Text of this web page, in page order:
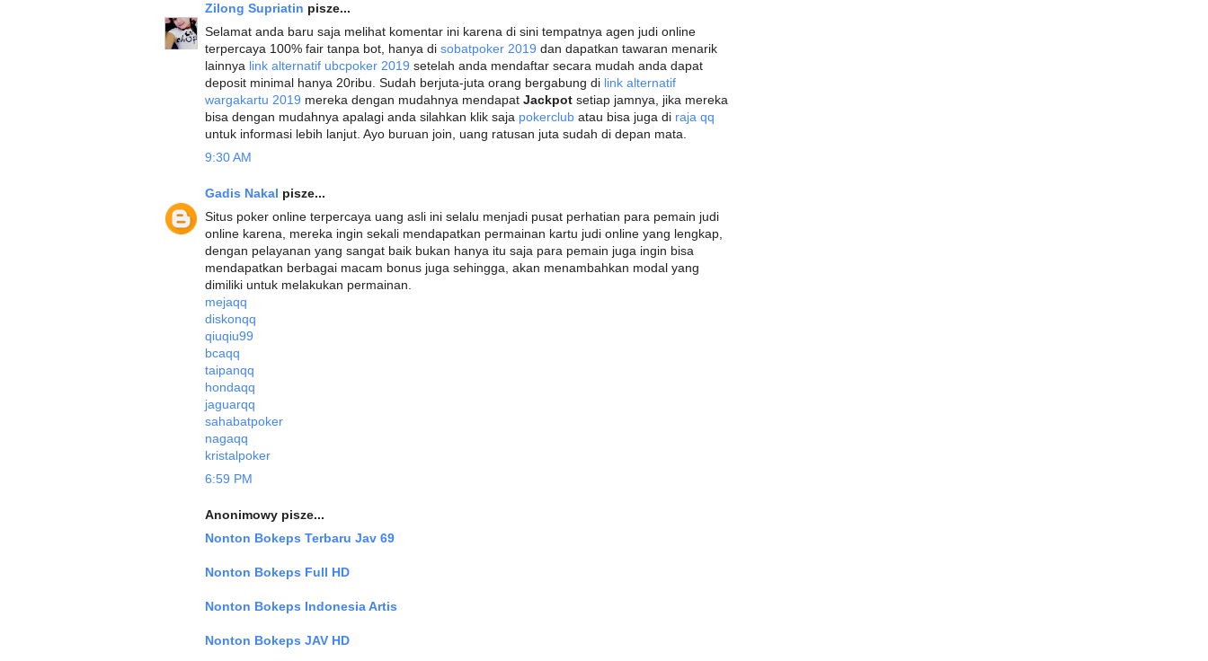
Zilong Supriatin pisze...
Selamat anda baru saja melihat komentar ini karena di sini tempatnya agen judi online
terpercaya 100% fair tanpa bot, hanya di sobatpoker 2019 dan dapatkan tawaran menarik
lainnya link alternatif ubcpoker 2019 setelah anda mendaftar secara mudah anda dapat
deposit minimal hanya 20ribu. Sudah berjuta-juta orang bergabung di link alternatif
wargakartu 2019 mereka dengan mudahnya mendapat Jackpot setiap jamnya, jika mereka
bisa dengan mudahnya apalagi anda silahkan klik saja pokerclub atau bisa juga di raja qq
untuk informasi lebih lanjut. Ayo buruan join, uang ratusan juta sudah di depan mata.
9:30 AM
Gadis Nakal pisze...
Situs poker online terpercaya uang asli ini selalu menjadi pusat perhatian para pemain judi
online karena, mereka ingin sekali mendapatkan permainan kartu judi online yang lengkap,
dengan pelayanan yang sangat baik bukan hanya itu saja para pemain juga ingin bisa
mendapatkan berbagai macam bonus juga sehingga, akan menambahkan modal yang
dimiliki untuk melakukan permainan.
mejaqq
diskonqq
qiuqiu99
bcaqq
taipanqq
hondaqq
jaguarqq
sahabatpoker
nagaqq
kristalpoker
6:59 PM
Anonimowy pisze...
Nonton Bokeps Terbaru Jav 69
Nonton Bokeps Full HD
Nonton Bokeps Indonesia Artis
Nonton Bokeps JAV HD